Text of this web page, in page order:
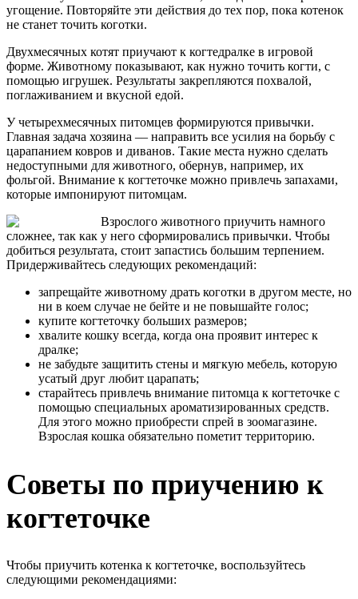
угощение. Повторяйте эти действия до тех пор, пока котенок
не станет точить коготки.
Двухмесячных котят приучают к когтедралке в игровой
форме. Животному показывают, как нужно точить когти, с
помощью игрушек. Результаты закрепляются похвалой,
поглаживанием и вкусной едой.
У четырехмесячных питомцев формируются привычки.
Главная задача хозяина –– направить все усилия на борьбу с
царапанием ковров и диванов. Такие места нужно сделать
недоступными для животного, обернув, например, их
фольгой. Внимание к когтеточке можно привлечь запахами,
которые импонируют питомцам.
Взрослого животного приучить намного
сложнее, так как у него сформировались привычки. Чтобы
добиться результата, стоит запастись большим терпением.
Придерживайтесь следующих рекомендаций:
запрещайте животному драть коготки в другом месте, но
ни в коем случае не бейте и не повышайте голос;
купите когтеточку больших размеров;
хвалите кошку всегда, когда она проявит интерес к
дралке;
не забудьте защитить стены и мягкую мебель, которую
усатый друг любит царапать;
старайтесь привлечь внимание питомца к когтеточке с
помощью специальных ароматизированных средств.
Для этого можно приобрести спрей в зоомагазине.
Взрослая кошка обязательно пометит территорию.
Советы по приучению к
когтеточке
Чтобы приучить котенка к когтеточке, воспользуйтесь
следующими рекомендациями: